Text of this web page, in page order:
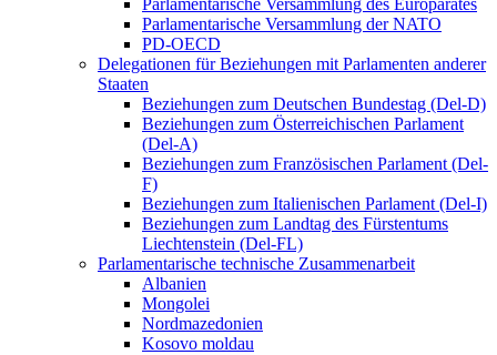
Parlamentarische Versammlung des Europarates
Parlamentarische Versammlung der NATO
PD-OECD
Delegationen für Beziehungen mit Parlamenten anderer
Staaten
Beziehungen zum Deutschen Bundestag (Del-D)
Beziehungen zum Österreichischen Parlament
(Del-A)
Beziehungen zum Französischen Parlament (Del-
F)
Beziehungen zum Italienischen Parlament (Del-I)
Beziehungen zum Landtag des Fürstentums
Liechtenstein (Del-FL)
Parlamentarische technische Zusammenarbeit
Albanien
Mongolei
Nordmazedonien
Kosovo moldau